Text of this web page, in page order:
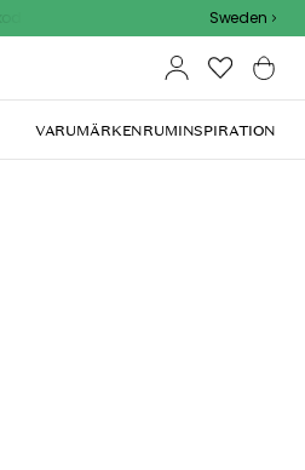
Sweden
VARUMÄRKENRUMINSPIRATION